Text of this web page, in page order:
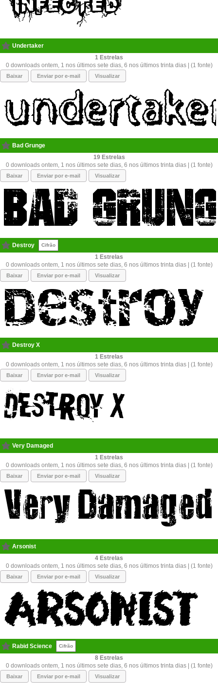
Undertaker
1
0 downloads ontem, 1 nos últimos sete dias, 6 nos últimos trinta dias | (1 fonte)
Baixar Enviar por e-mail Visualizar
Bad Grunge
19
0 downloads ontem, 1 nos últimos sete dias, 6 nos últimos trinta dias | (1 fonte)
Baixar Enviar por e-mail Visualizar
Destroy Cifrão
1
0 downloads ontem, 1 nos últimos sete dias, 6 nos últimos trinta dias | (1 fonte)
Baixar Enviar por e-mail Visualizar
Destroy X
1
0 downloads ontem, 1 nos últimos sete dias, 6 nos últimos trinta dias | (1 fonte)
Baixar Enviar por e-mail Visualizar
Very Damaged
1
0 downloads ontem, 1 nos últimos sete dias, 6 nos últimos trinta dias | (1 fonte)
Baixar Enviar por e-mail Visualizar
Arsonist
4
0 downloads ontem, 1 nos últimos sete dias, 6 nos últimos trinta dias | (1 fonte)
Baixar Enviar por e-mail Visualizar
Rabid Science Cifrão
8
0 downloads ontem, 1 nos últimos sete dias, 6 nos últimos trinta dias | (1 fonte)
Baixar Enviar por e-mail Visualizar